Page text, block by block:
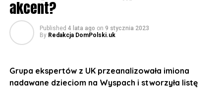
akcent?
Published 4 lata ago on 9 stycznia 2023
By Redakcja DomPolski.uk
Grupa ekspertów z UK przeanalizowała imiona
nadawane dzieciom na Wyspach i stworzyła listę